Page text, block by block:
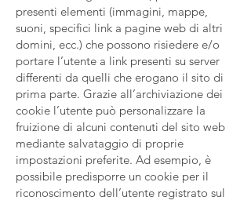
presenti elementi (immagini, mappe,
suoni, specifici link a pagine web di altri
domini, ecc.) che possono risiedere e/o
portare l’utente a link presenti su server
differenti da quelli che erogano il sito di
prima parte. Grazie all’archiviazione dei
cookie l’utente può personalizzare la
fruizione di alcuni contenuti del sito web
mediante salvataggio di proprie
impostazioni preferite. Ad esempio, è
possibile predisporre un cookie per il
riconoscimento dell’utente registrato sul